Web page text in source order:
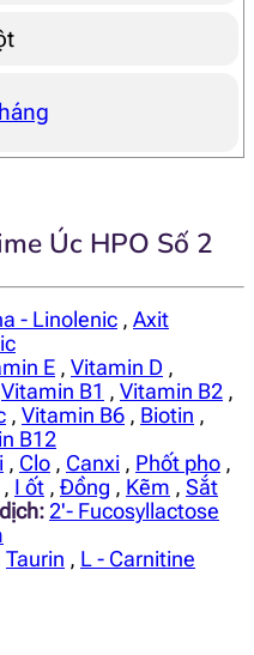
Úc HPO Số 2
- Linolenic , Axit
E , Vitamin D ,
Vitamin B1 , Vitamin B2 ,
, Vitamin B6 , Biotin ,
B12
, Clo , Canxi , Phốt pho ,
, I ốt , Đồng , Kẽm , Sắt
2'- Fucosyllactose
Taurin , L - Carnitine